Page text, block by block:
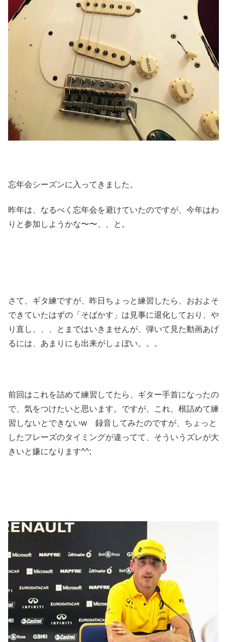
忘年会シーズンに入ってきました。
昨年は、なるべく忘年会を避けていたのですが、今年はわ
りと参加しようかな〜〜、、と。
さて、ギタ練ですが、昨日ちょっと練習したら、おおよそ
できていたはずの「そばかす」は見事に退化しており、や
り直し、、、とまではいきませんが、弾いて見た動画あげ
るには、あまりにも出来がしょぼい。。。
前回はこれを詰めて練習してたら、ギター手首になったの
で、気をつけたいと思います。ですが、これ、根詰めて練
習しないとできないw 録音してみたのですが、ちょっと
したフレーズのタイミングが違ってて、そういうズレが大
きいと嫌になります^^;